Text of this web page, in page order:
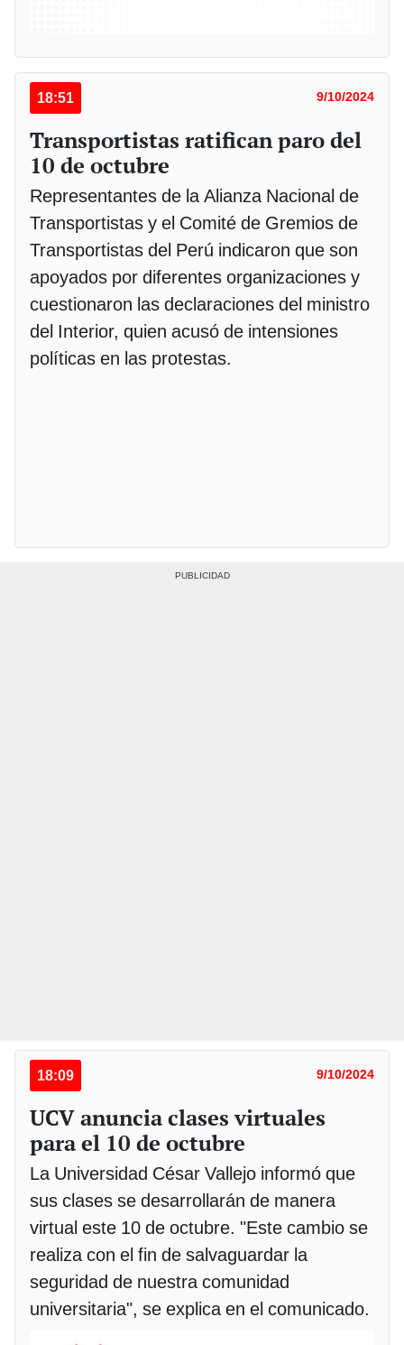
18:51 9/10/2024
Transportistas ratifican paro del
10 de octubre
Representantes de la Alianza Nacional de
Transportistas y el Comité de Gremios de
Transportistas del Perú indicaron que son
apoyados por diferentes organizaciones y
cuestionaron las declaraciones del ministro
del Interior, quien acusó de intensiones
políticas en las protestas.
18:09 9/10/2024
UCV anuncia clases virtuales
para el 10 de octubre
La Universidad César Vallejo informó que
sus clases se desarrollarán de manera
virtual este 10 de octubre. "Este cambio se
realiza con el fin de salvaguardar la
seguridad de nuestra comunidad
universitaria", se explica en el comunicado.